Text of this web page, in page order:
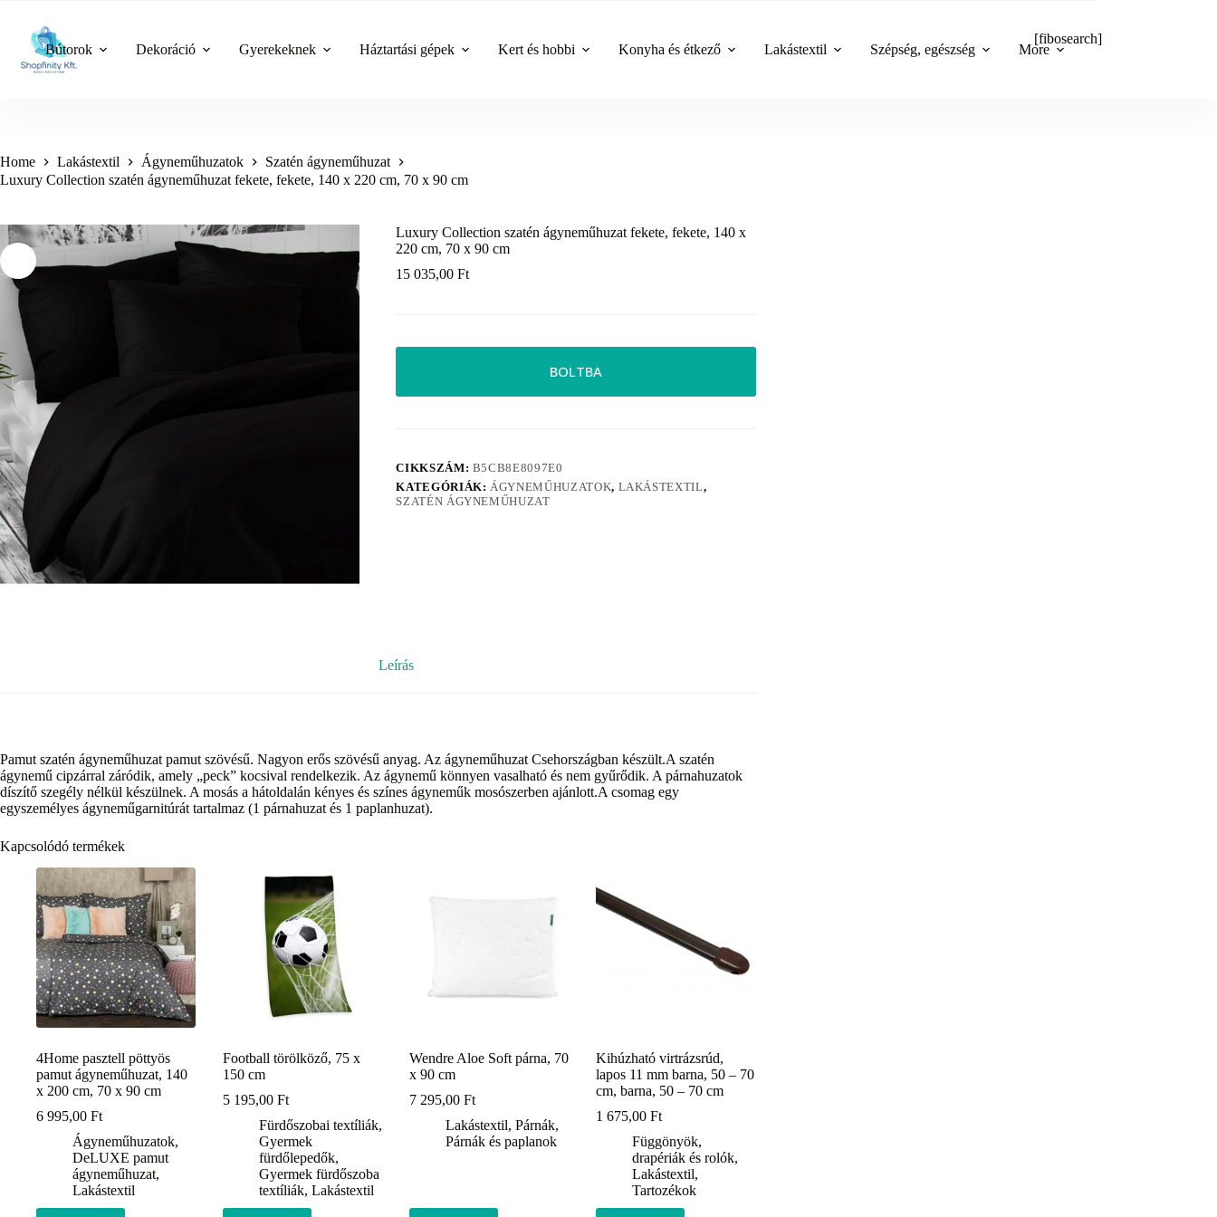
content
Bútorok Dekoráció Gyerekeknek Háztartási gépek Kert és hobbi Konyha és étkező Lakástextil Szépség, egészség More
[fibosearch]
Home Lakástextil Ágyneműhuzatok
Szatén ágyneműhuzat
Luxury Collection szatén ágyneműhuzat fekete, fekete, 140 x 220 cm, 70 x 90 cm
Luxury Collection szatén ágyneműhuzat fekete, fekete, 140 x
220 cm, 70 x 90 cm
15 035,00Ft
BOLTBA
CIKKSZÁM: B5CB8E8097E0
KATEGÓRIÁK: ÁGYNEMŰHUZATOK, LAKÁSTEXTIL,
SZATÉN ÁGYNEMŰHUZAT
Leírás
Pamut szatén ágyneműhuzat pamut szövésű. Nagyon erős szövésű anyag. Az ágyneműhuzat Csehországban készült.A szatén
ágynemű cipzárral záródik, amely „peck” kocsival rendelkezik. Az ágynemű könnyen vasalható és nem gyűrődik. A párnahuzatok
díszítő szegély nélkül készülnek. A mosás a hátoldalán kényes és színes ágyneműk mosószerben ajánlott.A csomag egy
egyszemélyes ágyneműgarnitúrát tartalmaz (1 párnahuzat és 1 paplanhuzat).
Kapcsolódó termékek
4Home pasztell pöttyös
pamut ágyneműhuzat, 140
x 200 cm, 70 x 90 cm
6 995,00 Ft
Ágyneműhuzatok,
DeLUXE pamut
ágyneműhuzat,
Lakástextil
Football törölköző, 75 x
150 cm
5 195,00Ft
Fürdőszobai textíliák,
Gyermek
fürdőlepedők,
Gyermek fürdőszoba
textíliák,Lakástextil
Wendre Aloe Soft párna, 70
x 90 cm
7 295,00Ft
Lakástextil,Párnák,
Párnák és paplanok
Kihúzható virtrázsrúd,
lapos 11 mm barna, 50 – 70
cm, barna, 50 – 70 cm
1 675,00Ft
Függönyök,
drapériák és rolók,
Lakástextil,
Tartozékok